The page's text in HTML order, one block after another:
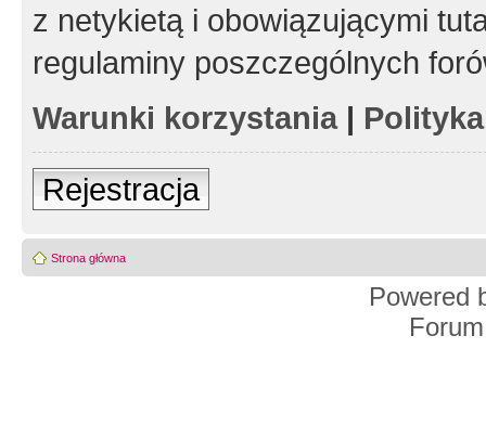
z netykietą i obowiązującymi
regulaminy poszczególnych
Warunki korzystania|
Rejestracja
Strona główna
Powered